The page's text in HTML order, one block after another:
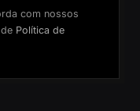
com nossos
Política de